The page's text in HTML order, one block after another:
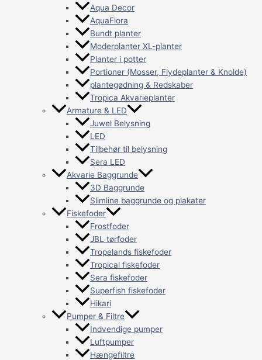
Aqua Decor
AquaFlora
Bundt planter
Moderplanter XL-planter
Planter i potter
Portioner (Mosser, Flydeplanter & Knolde)
plantegødning & Redskaber
Tropica Akvarieplanter
Armature & LED
Juwel Belysning
LED
Tilbehør til belysning
Sera LED
Akvarie Baggrunde
3D Baggrunde
Slimline baggrunde og plakater
Fiskefoder
Frostfoder
JBL tørfoder
Tropelands fiskefoder
Tropical fiskefoder
Sera fiskefoder
Superfish fiskefoder
Hikari
Pumper & Filtre
Indvendige pumper
Luftpumper
Hængefiltre